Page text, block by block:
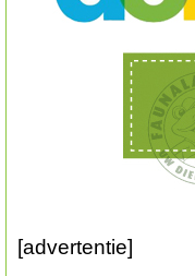
[advertentie]